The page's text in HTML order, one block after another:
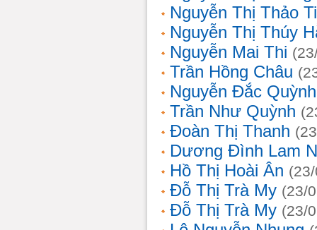
Nguyễn Thị Thảo
Nguyễn Thị Thúy
Nguyễn Mai Thi
Trần Hồng Châu
Nguyễn Đắc
Trần Như Quỳnh
Đoàn Thị Thanh
Dương Đình Lam
Hồ Thị Hoài Ân
Đỗ Thị Trà My (23/
Đỗ Thị Trà My (23/